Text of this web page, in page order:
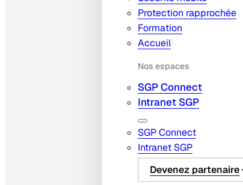
Protection rapprochée
Formation
Accueil
Nos espaces
SGP Connect
Intranet SGP
SGP Connect
Intranet SGP
Devenez partenaire